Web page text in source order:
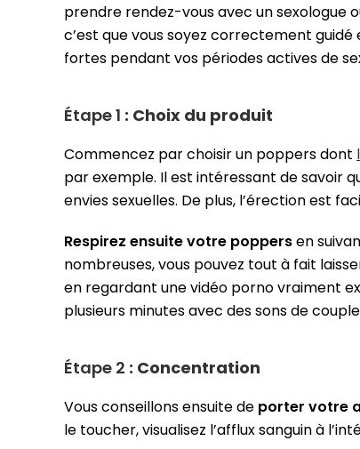
prendre rendez-vous avec un sexologue
c’est que vous soyez correctement
fortes pendant vos périodes actives de
Étape 1 : Choix du produit
Commencez par choisir un poppers dont
par exemple. Il est intéressant de savoir
envies sexuelles. De plus, l’érection est
Respirez ensuite votre poppersen
nombreuses, vous pouvez tout à fait
en regardant une vidéo porno vraiment
plusieurs minutes avec des sons de
Étape 2 : Concentration
Vous conseillons ensuite de porter votre
le toucher, visualisez l’afflux sanguin à